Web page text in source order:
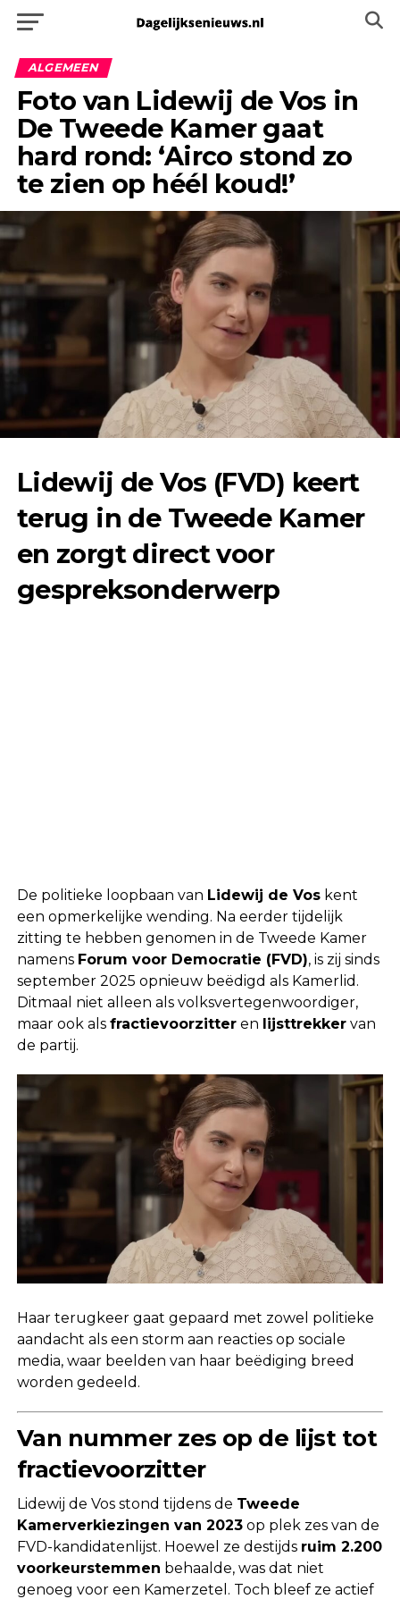
ALGEMEEN
Foto van Lidewij de Vos in
De Tweede Kamer gaat
hard rond: ‘Airco stond zo
te zien op héél koud!’
Lidewij de Vos (FVD) keert
terug in de Tweede Kamer
en zorgt direct voor
gespreksonderwerp
De politieke loopbaan van Lidewij de Voskent
een opmerkelijke wending. Na eerder tijdelijk
zitting te hebben genomen in de Tweede Kamer
namens Forum voor Democratie (FVD), is zij sinds
september 2025 opnieuw beëdigd als Kamerlid.
Ditmaal niet alleen als volksvertegenwoordiger,
maar ook als fractievoorzitteren lijsttrekkervan
de partij.
Haar terugkeer gaat gepaard met zowel politieke
aandacht als een storm aan reacties op sociale
media, waar beelden van haar beëdiging breed
worden gedeeld.
Van nummer zes op de lijst tot
fractievoorzitter
Lidewij de Vos stond tijdens de Tweede
Kamerverkiezingen van 2023op plek zes van de
FVD-kandidatenlijst. Hoewel ze destijds ruim 2.200
voorkeurstemmen behaalde, was dat niet
genoeg voor een Kamerzetel. Toch bleef ze actief